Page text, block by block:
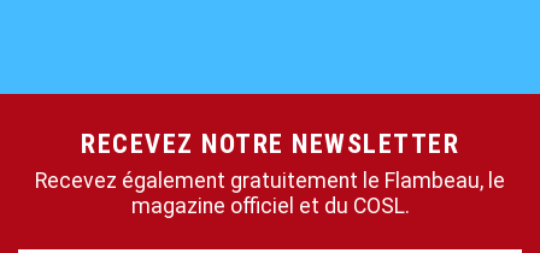
RECEVEZ NOTRE NEWSLETTER
Recevez également gratuitement le Flambeau, le
magazine officiel et du COSL.